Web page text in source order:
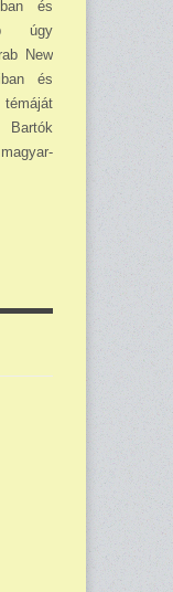
és
úgy
New
és